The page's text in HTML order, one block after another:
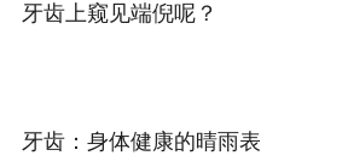
牙齿上窥见端倪呢？
牙齿：身体健康的晴雨表